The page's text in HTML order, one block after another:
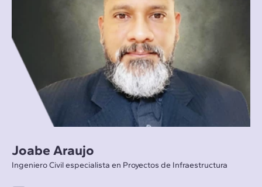
Joabe Araujo
Ingeniero Civil especialista en Proyectos de Infraestructura